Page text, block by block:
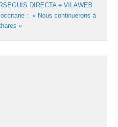
DIRECTA e VILAWEB
: » Nous continuerons à
«